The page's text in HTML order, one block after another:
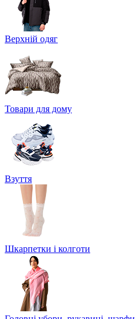
Верхній одяг
Товари для дому
Взуття
Шкарпетки і колготи